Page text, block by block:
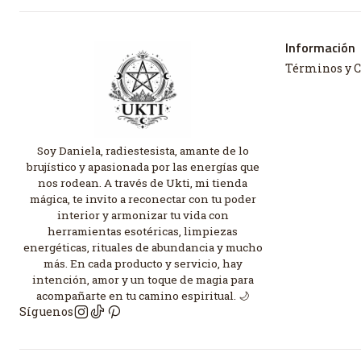
Soy Daniela, radiestesista, amante de lo
brujístico y apasionada por las energías que
nos rodean. A través de Ukti, mi tienda
mágica, te invito a reconectar con tu poder
interior y armonizar tu vida con
herramientas esotéricas, limpiezas
energéticas, rituales de abundancia y mucho
más. En cada producto y servicio, hay
intención, amor y un toque de magia para
acompañarte en tu camino espiritual. 🌙
Síguenos
Información
Términos y